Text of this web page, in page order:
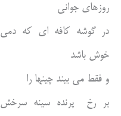
روزهای جوانی
در گوشه کافه ای که دمی
خوش باشد
و فقط می بیند چینها را
بر رخ پرنده سینه سرخش